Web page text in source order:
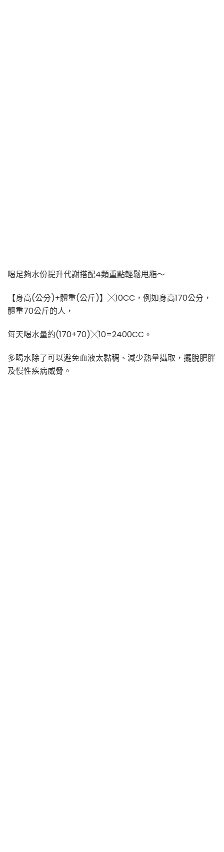
喝足夠水份提升代謝搭配4類重點輕鬆甩脂～
【身高(公分)+體重(公斤)】╳10CC，例如身高170公分，
體重70公斤的人，
每天喝水量約(170+70)╳10=2400CC。
多喝水除了可以避免血液太黏稠、減少熱量攝取，擺脫肥胖
及慢性疾病威脅。